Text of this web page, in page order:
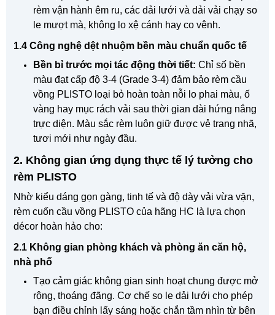
rèm vận hành êm ru, các dải lưới và dải vải chạy so
le mượt mà, không lo xệ cánh hay co vênh.
1.4 Công nghệ dệt nhuộm bền màu chuẩn quốc tế
Bền bỉ trước mọi tác động thời tiết: Chỉ số bền
màu đạt cấp độ 3-4 (Grade 3-4) đảm bảo rèm cầu
vồng PLISTO loại bỏ hoàn toàn nỗi lo phai màu, ố
vàng hay mục rách vải sau thời gian dài hứng nắng
trực diện. Màu sắc rèm luôn giữ được vẻ trang nhã,
tươi mới như ngày đầu.
2. Không gian ứng dụng thực tế lý tưởng cho
rèm PLISTO
Nhờ kiểu dáng gọn gàng, tinh tế và độ dày vải vừa vặn,
rèm cuốn cầu vồng PLISTO của hãng HC là lựa chọn
décor hoàn hảo cho:
2.1 Không gian phòng khách và phòng ăn căn hộ,
nhà phố
Tạo cảm giác không gian sinh hoạt chung được mở
rộng, thoáng đãng. Cơ chế so le dải lưới cho phép
bạn điều chỉnh lấy sáng hoặc chắn tầm nhìn từ bên